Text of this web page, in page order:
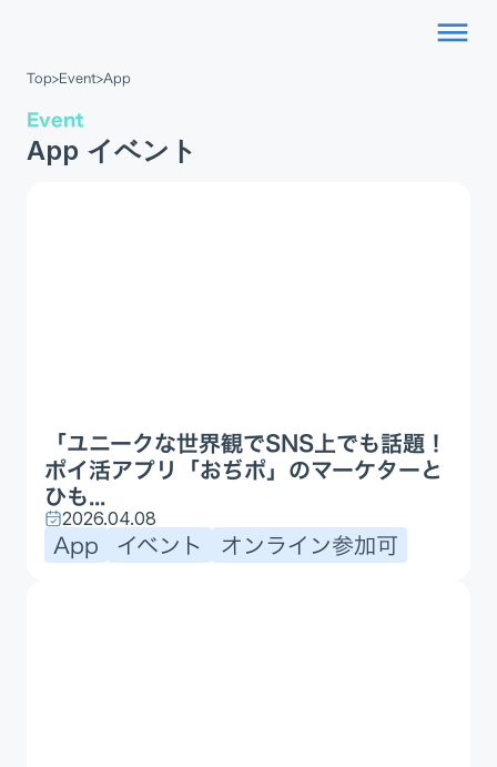
dehaze
Top>Event>App
Event
App イベント
「ユニークな世界観でSNS上でも話題！
ポイ活アプリ「おぢポ」のマーケターと
ひも...
2026.04.08
App イベント オンライン参加可